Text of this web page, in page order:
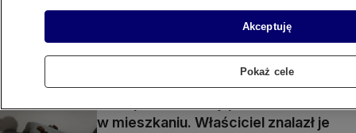
Gęsta "mgła" sparaliżowała Londyn,
zabiła tysiące ludzi
SMOG
w mieszkaniu. Właściciel znalazł je
Akceptuję
Pokaż cele